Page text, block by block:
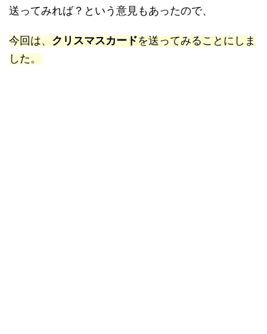
送ってみれば？という意見もあったので、
今回は、 クリスマスカードを送ってみることにしま
した。